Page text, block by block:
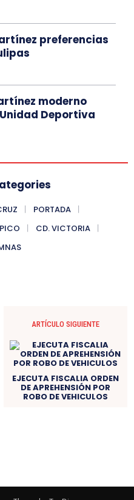
preferencias
moderno
Deportiva
PORTADA
CD. VICTORIA
ARTÍCULO SIGUIENTE
EJECUTA FISCALIA ORDEN
DE APREHENSIÓN POR
ROBO DE VEHICULOS